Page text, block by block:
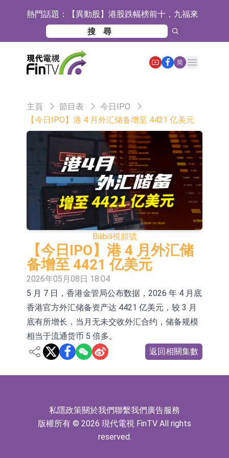
熱門話題： 【異動股】港股跌幅榜前十，九福來
(08611.HK)跌21.43%，天瑞汽車内飾
(06162.HK)跌18.44%
【異動股】港股漲幅榜前十，佳明集
團控股(01271.HK)漲+78.22%，拿森
科技(02261.HK)漲+64.11%
斯迪克：公司為國內摺疊屏核心功能
材料供應商
恒瑞醫藥：公司已在中國獲批上市26
目標客戶的測試認證
上期所：7月份對11個實際控制關系
賬戶組採取限制開倉的監管措施
特發服務：成功中標嗶哩嗶哩上海濱
江總部物業服務項目
亞太股份：公司是零跑汽車和
Stellantis集團的供應商
理工雷科面向邊緣AI場景推出"山
海"系列智算模組 系列產品基於國產
CPU與GPU構建
【異動股】醫療研發外包板塊拉升，
博騰股份(300363.CN)漲20.02%
日韓股市收盤雙雙下跌
依米康：海外交付以東南亞、中東市
場為主 並已取得歐美相關認證
上交所：財通多策略福鑫定期開放靈
活配置混合型發起式證券投資基金臨
時停牌
上交所：景順長城全球半導體芯片產
業股票型證券投資基金臨時停牌
【異動股】港股跌幅榜前十，卡森國
際(00496.HK)跌22.40%，九福來
(08611.HK)跌21.01%
【異動股】港股漲幅榜前十，拿森科
技(02261.HK)漲+75.05%，辰興發展
(02286.HK)漲+64.91%
神火股份：新疆神火鋁水轉化率已
100%
【異動股】焦炭Ⅲ板塊下挫，陝西黑
简
Open main menu
主頁 節目表
今日IPO
【今日IPO】港 4 月外汇储备增至 4421 亿美元
Bilibili視頻號
【今日IPO】港 4 月外汇储
备增至 4421 亿美元
2026年05月08日 18:04
5 月 7 日，香港金管局公布数据，2026 年 4 月底
香港官方外汇储备资产达 4421 亿美元，较 3 月
底有所增长，当月无未交收外汇合约，储备规模
相当于流通货币 5 倍多。
返回相關集數
私隱政策關於我們聯繫我們廣告服務
版權所有 © 2026 現代電視 FinTV All rights
reserved.